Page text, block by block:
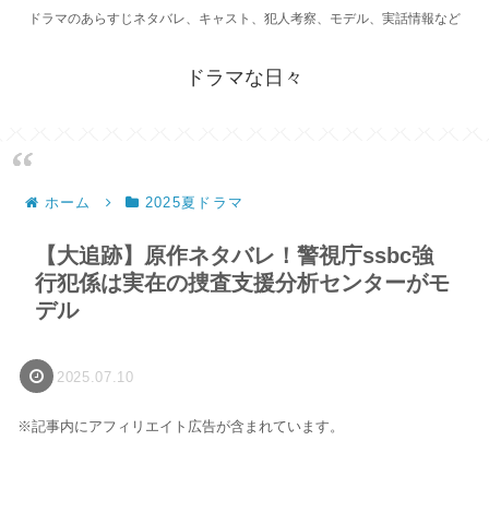
ドラマのあらすじネタバレ、キャスト、犯人考察、モデル、実話情報など
ドラマな日々
ホーム 2025夏ドラマ
【大追跡】原作ネタバレ！警視庁ssbc強
行犯係は実在の捜査支援分析センターがモ
デル
2025.07.10
※記事内にアフィリエイト広告が含まれています。